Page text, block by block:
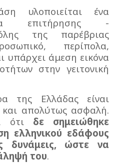
υλοποιείται ένα
επιτήρησης -
της παρέβριας
περίπολα,
υπάρχει άμεση εικόνα
στην γειτονική
της Ελλάδας είναι
απολύτως ασφαλή.
ότι δε σημειώθηκε
ελληνικού εδάφους
δυνάμεις, ώστε να
του.